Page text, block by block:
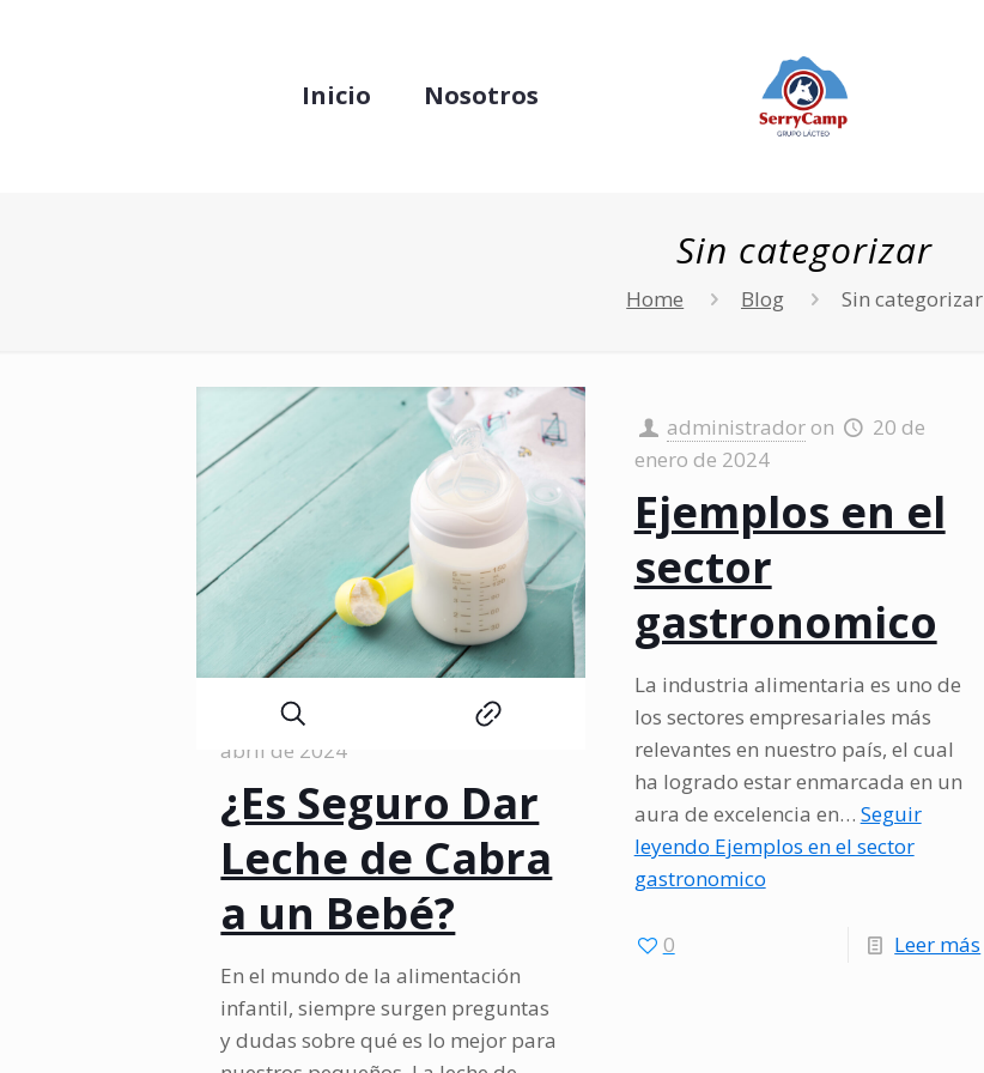
Inicio Nosotros
Sin categorizar
Home Blog Sin categorizar
administrador
13 de
abril de 2024
¿Es Seguro Dar
Leche de Cabra
a un Bebé?
En el mundo de la alimentación
infantil, siempre surgen preguntas
y dudas sobre qué es lo mejor para
administrador on
20 de
enero de 2024
Ejemplos en el
sector
gastronomico
La industria alimentaria es uno de
los sectores empresariales más
relevantes en nuestro país, el cual
ha logrado estar enmarcada en un
aura de excelencia en… Seguir
leyendo Ejemplos en el sector
gastronomico
0 Leer más